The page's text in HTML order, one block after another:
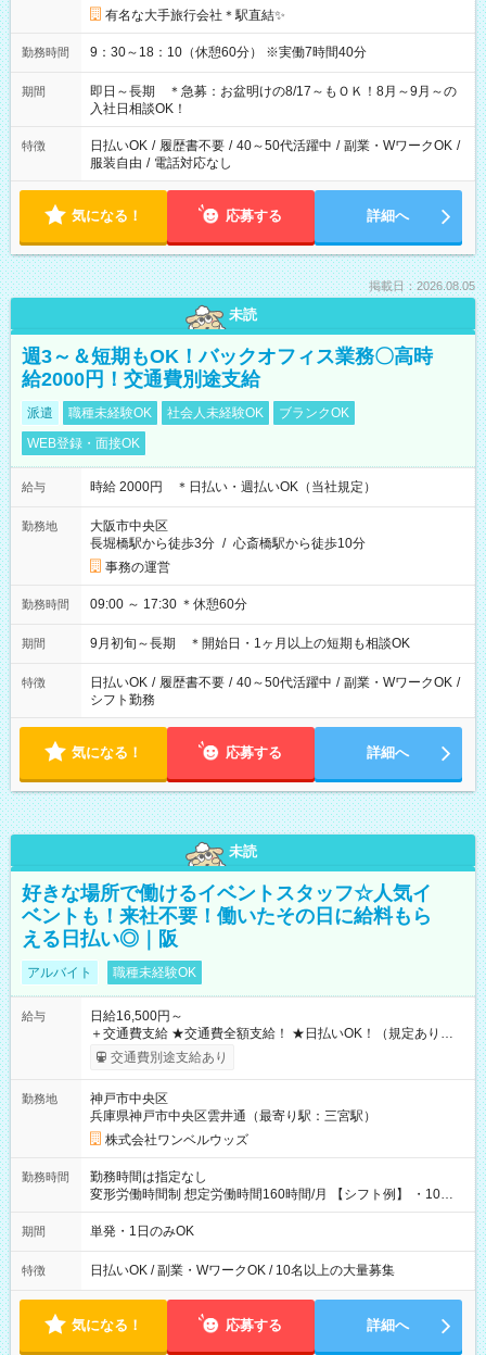
有名な大手旅行会社＊駅直結✨
勤務時間 9：30～18：10（休憩60分） ※実働7時間40分
期間
即日～長期 ＊急募：お盆明けの8/17～もＯＫ！8月～9月～の
入社日相談OK！
特徴 日払いOK / 履歴書不要 / 40～50代活躍中 / 副業・WワークOK /
服装自由 / 電話対応なし
気になる！ 応募する 詳細へ
掲載日：2026.08.05
未読
週3～＆短期もOK！バックオフィス業務〇高時
給2000円！交通費別途支給
派遣 職種未経験OK 社会人未経験OK
ブランクOK
WEB登録・面接OK
給与 時給 2000円 ＊日払い・週払いOK（当社規定）
勤務地
大阪市中央区
長堀橋駅から徒歩3分 / 心斎橋駅から徒歩10分
事務の運営
勤務時間 09:00 ～ 17:30 ＊休憩60分
期間 9月初旬～長期 ＊開始日・1ヶ月以上の短期も相談OK
特徴 日払いOK / 履歴書不要 / 40～50代活躍中 / 副業・WワークOK /
シフト勤務
気になる！ 応募する 詳細へ
未読
好きな場所で働けるイベントスタッフ☆人気イ
ベントも！来社不要！働いたその日に給料もら
える日払い◎｜阪
アルバイト 職種未経験OK
給与
日給16,500円～
＋交通費支給 ★交通費全額支給！ ★日払いOK！（規定あり） ┗
働いたその日に現金GET♪ お仕事後はコンビニATMから 日払
交通費別途支給あり
勤務地
神戸市中央区
兵庫県神戸市中央区雲井通（最寄り駅：三宮駅）
株式会社ワンベルウッズ
勤務時間
勤務時間は指定なし
変形労働時間制 想定労働時間160時間/月 【シフト例】 ・10：
00～20：00
期間 単発・1日のみOK
特徴 日払いOK / 副業・WワークOK / 10名以上の大量募集
気になる！ 応募する 詳細へ